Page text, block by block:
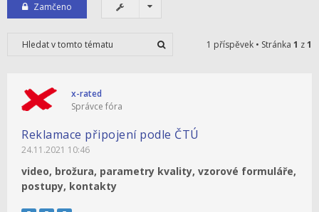
Zamčeno
1 příspěvek • Stránka 1 z1
x-rated
Správce fóra
Reklamace připojení podle ČTÚ
24.11.2021 10:46
video, brožura, parametry kvality, vzorové formuláře,
postupy, kontakty